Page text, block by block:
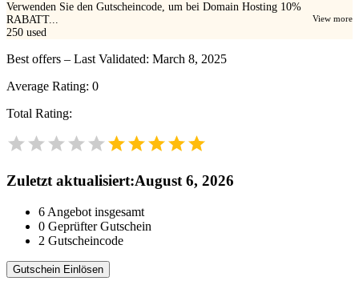
Verwenden Sie den Gutscheincode, um bei Domain Hosting 10%
RABATT...
View more
250 used
Best offers – Last Validated: March 8, 2025
Average Rating: 0
Total Rating:
Zuletzt aktualisiert:August 6, 2026
6 Angebot insgesamt
0 Geprüfter Gutschein
2 Gutscheincode
Gutschein Einlösen